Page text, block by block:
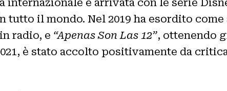
è arrivata con le serie
il mondo. Nel 2019 ha esordito
radio, e “Apenas Son Las 12”, ottenendo
è stato accolto positivamente da